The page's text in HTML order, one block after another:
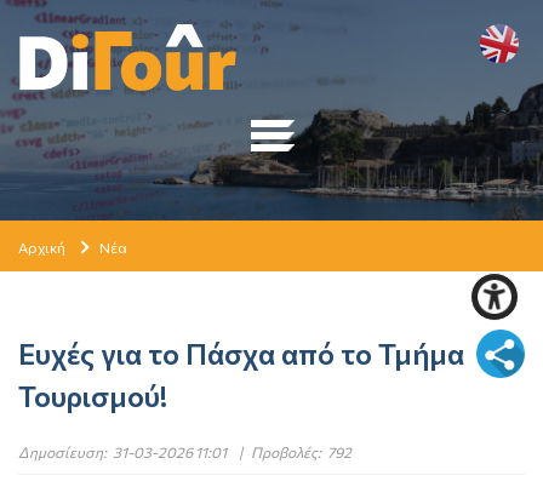
Αρχική Νέα
Ευχές για το Πάσχα από το Τμήμα
Τουρισμού!
Δημοσίευση: 31-03-2026 11:01 | Προβολές: 792